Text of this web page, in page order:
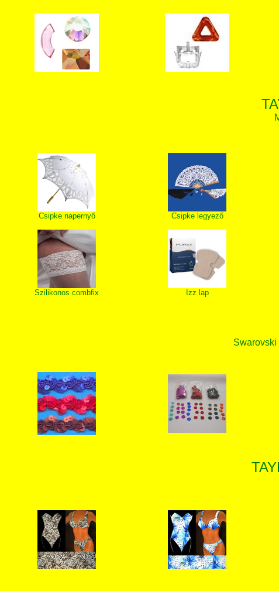
Csipke napernyő Csipke legyező
Szilikonos combfix Izz lap
Swarovski